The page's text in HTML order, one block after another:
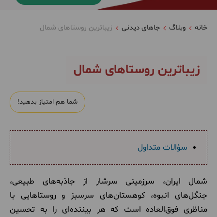
خانه وبلاگ جاهای دیدنی زیباترین روستاهای شمال
زیباترین روستاهای شمال
شما هم امتیاز بدهید!
سؤالات متداول
شمال ایران، سرزمینی سرشار از جاذبه‌های طبیعی،
جنگل‌های انبوه، کوهستان‌های سرسبز و روستاهایی با
مناظری فوق‌العاده است که هر بیننده‌ای را به تحسین